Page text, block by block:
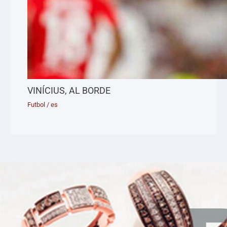
VINÍCIUS, AL BORDE
Futbol /es